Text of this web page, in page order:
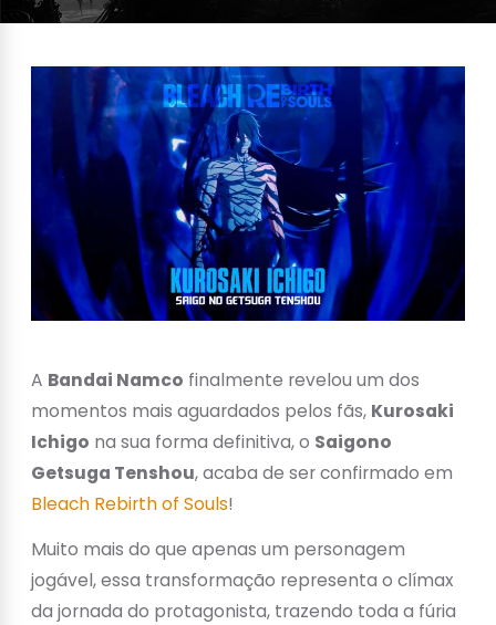
A Bandai Namco finalmente revelou um dos
momentos mais aguardados pelos fãs, Kurosaki
Ichigo na sua forma definitiva, o Saigono
Getsuga Tenshou, acaba de ser confirmado em
Bleach Rebirth of Souls!
Muito mais do que apenas um personagem
jogável, essa transformação representa o clímax
da jornada do protagonista, trazendo toda a fúria